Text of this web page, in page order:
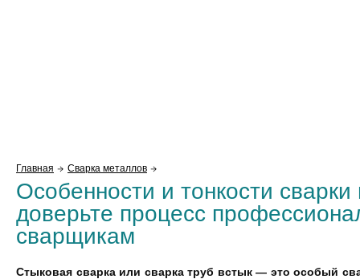
Главная Сварка металлов
Особенности и тонкости сварки
доверьте процесс
сварщикам
Стыковая сварка или сварка труб встык — это особый